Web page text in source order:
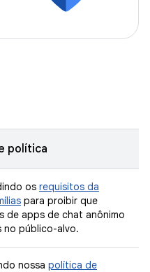
política
os requisitos da
para proibir que
de apps de chat anônimo
no público-alvo.
nossa política de